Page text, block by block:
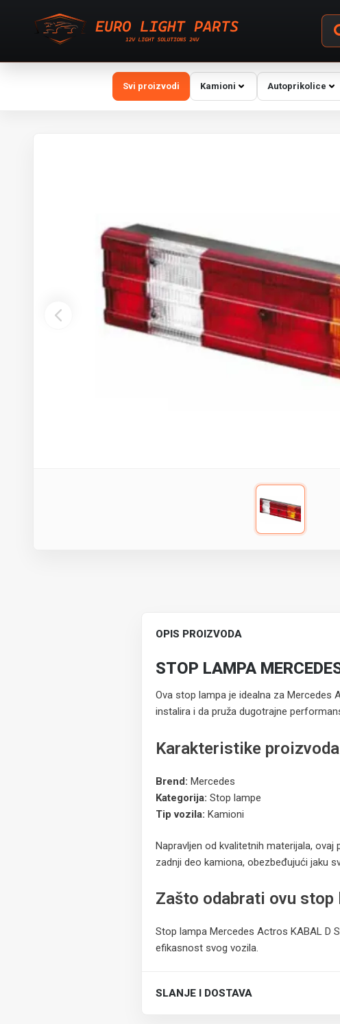
Svi proizvodi Kamioni Autoprikolice
OPIS PROIZVODA
STOP LAMPA
Ova stop lampa je idealna za Mercedes
instalira i da pruža dugotrajne
Karakteristike proizvoda
Brend: Mercedes
Kategorija: Stop lampe
Tip vozila: Kamioni
Napravljen od kvalitetnih materijala,
zadnji deo kamiona, obezbeđujući jaku
Zašto odabrati ovu stop
Stop lampa Mercedes Actros KABAL D
efikasnost svog vozila.
SLANJE I DOSTAVA